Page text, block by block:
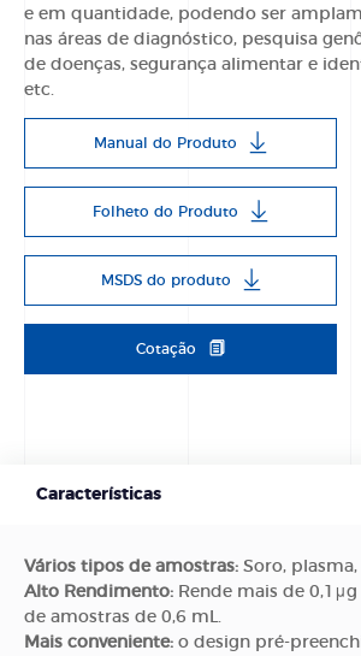
e em quantidade, podendo ser
nas áreas de diagnóstico, pesquisa
de doenças, segurança alimentar e
etc.
Manual do Produto
Folheto do Produto
MSDS do produto
Cotação
Características
Vários tipos de amostras: Soro, plasma,
Alto Rendimento: Rende mais de
de amostras de 0,6 mL.
Mais conveniente: o design pré-